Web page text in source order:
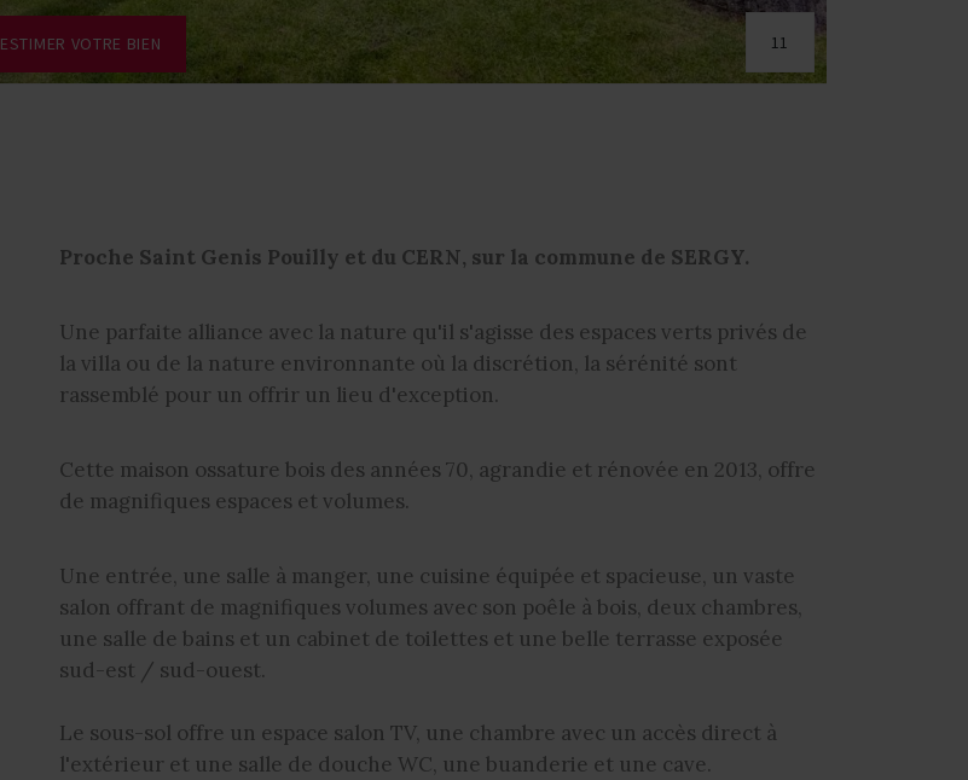
ESTIMER VOTRE BIEN 11
Proche Saint Genis Pouilly et du CERN, sur la commune de SERGY.
Une parfaite alliance avec la nature qu'il s'agisse des espaces verts privés de
la villa ou de la nature environnante où la discrétion, la sérénité sont
rassemblé pour un offrir un lieu d'exception.
Cette maison ossature bois des années 70, agrandie et rénovée en 2013, offre
de magnifiques espaces et volumes.
Une entrée, une salle à manger, une cuisine équipée et spacieuse, un vaste
salon offrant de magnifiques volumes avec son poêle à bois, deux chambres,
une salle de bains et un cabinet de toilettes et une belle terrasse exposée
sud-est / sud-ouest.
Le sous-sol offre un espace salon TV, une chambre avec un accès direct à
l'extérieur et une salle de douche WC, une buanderie et une cave.